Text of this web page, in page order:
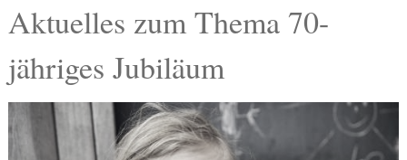
Gesundheit
Kultur
Termine
Kostenlos
Aktuelles zum Thema 70-
jähriges Jubiläum